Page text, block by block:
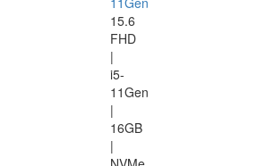
15.6
FHD
|
i5-
11Gen
|
16GB
|